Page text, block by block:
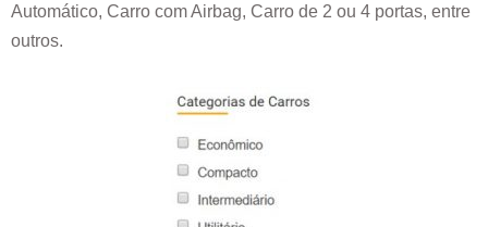
Automático, Carro com Airbag, Carro de 2 ou 4 portas, entre
outros.